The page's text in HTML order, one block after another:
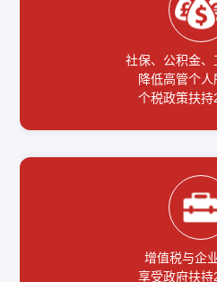
社保、公积金、
降低高管个
个税政策扶持
增值税与企
享受政府扶持